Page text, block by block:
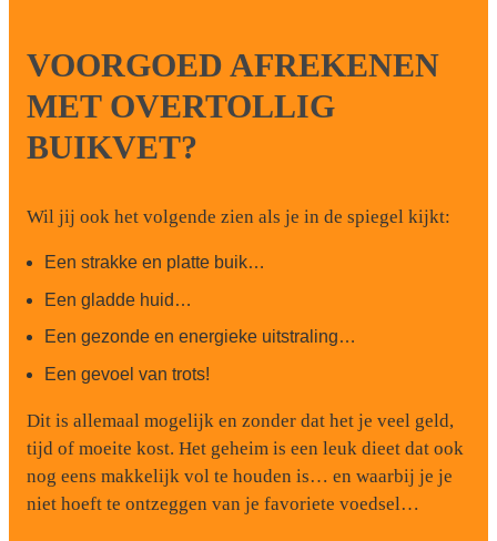
VOORGOED AFREKENEN
MET OVERTOLLIG
BUIKVET?
Wil jij ook het volgende zien als je in de spiegel kijkt:
Een strakke en platte buik…
Een gladde huid…
Een gezonde en energieke uitstraling…
Een gevoel van trots!
Dit is allemaal mogelijk en zonder dat het je veel geld,
tijd of moeite kost. Het geheim is een leuk dieet dat ook
nog eens makkelijk vol te houden is… en waarbij je je
niet hoeft te ontzeggen van je favoriete voedsel…